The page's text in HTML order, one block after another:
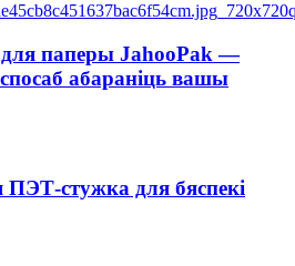
паперы JahooPak —
абараніць вашы
стужка для бяспекі